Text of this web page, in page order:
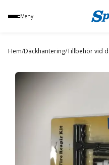
Meny
namn,
Hem/Däckhantering/Tillbehör vid